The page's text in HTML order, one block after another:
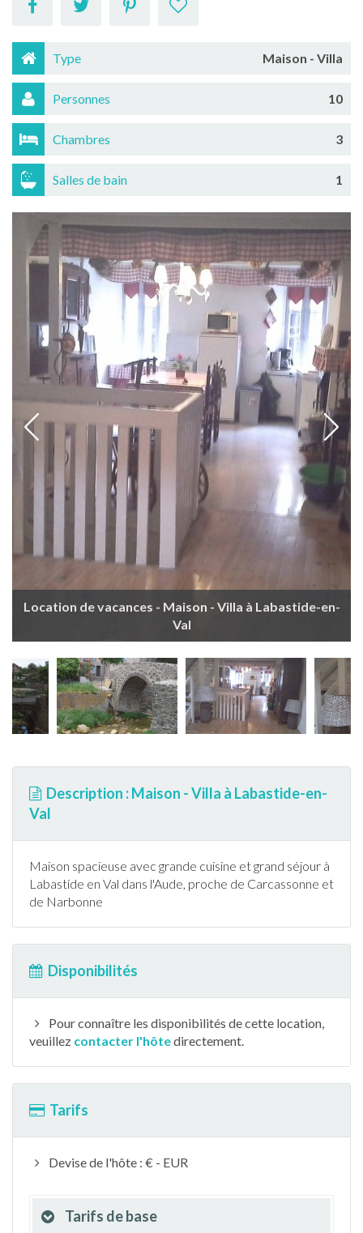
Type Maison - Villa
Personnes 10
Chambres 3
Salles de bain 1
Location de vacances - Maison - Villa à Labastide-en-
Val
Description : Maison - Villa à Labastide-en-
Val
Maison spacieuse avec grande cuisine et grand séjour à
Labastide en Val dans l'Aude, proche de Carcassonne et
de Narbonne
Disponibilités
Pour connaître les disponibilités de cette location,
veuillez contacter l'hôtedirectement.
Tarifs
Devise de l'hôte : € - EUR
Tarifs de base